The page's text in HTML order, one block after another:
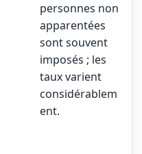
personnes non
apparentées
sont souvent
imposés ; les
taux varient
considérablem
ent.